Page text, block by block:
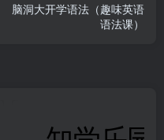
脑洞大开学语法（趣味英语
语法课）